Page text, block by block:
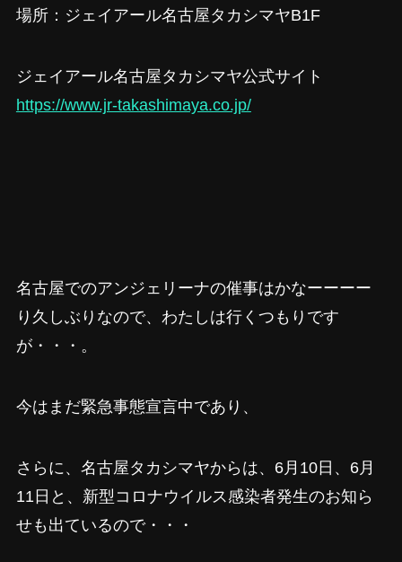
場所：ジェイアール名古屋タカシマヤB1F
ジェイアール名古屋タカシマヤ公式サイト
https://www.jr-takashimaya.co.jp/
名古屋でのアンジェリーナの催事はかなーーーー
り久しぶりなので、わたしは行くつもりです
が・・・。
今はまだ緊急事態宣言中であり、
さらに、名古屋タカシマヤからは、6月10日、6月
11日と、新型コロナウイルス感染者発生のお知ら
せも出ているので・・・